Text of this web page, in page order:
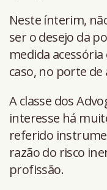
Neste ínterim,
ser o desejo da
medida
caso, no porte
A classe dos
interesse há
referido
razão do risco
profissão.